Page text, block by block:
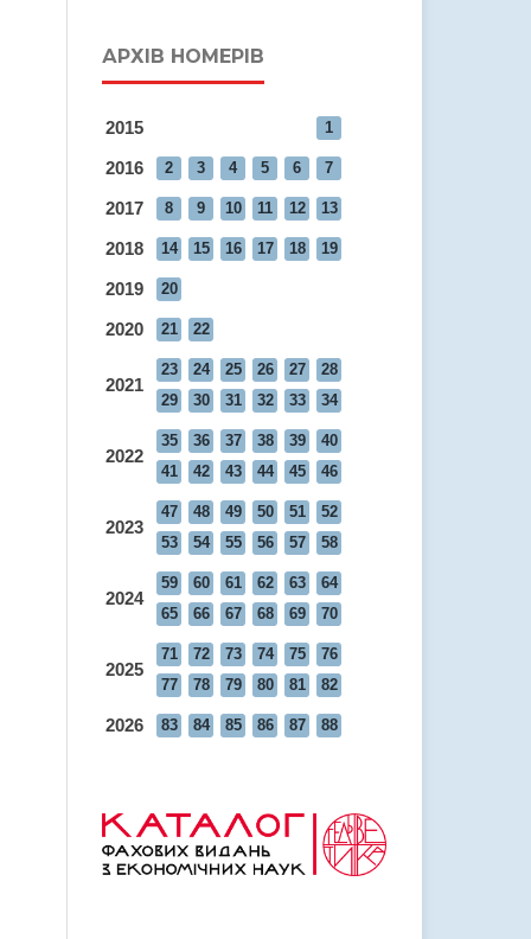
АРХІВ НОМЕРІВ
2015 1
2016 2 3 4 5 6 7
2017 8 9 10 11 12 13
2018 14 15 16 17 18 19
2019 20
2020 21 22
2021
23 24 25 26 27
28
29
30 31 32 33 34
2022
35 36 37 38 39
40
41
42 43 44 45 46
2023
47 48 49 50 51
52
53
54 55 56 57 58
2024
59 60 61 62 63
64
65
66 67 68 69 70
2025
71 72 73 74 75
76
77
78 79 80 81 82
2026 83 84 85 86 87 88